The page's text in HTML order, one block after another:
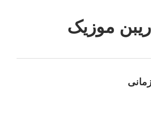
ریبن موزیک